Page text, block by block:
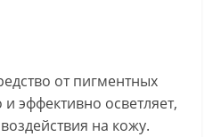
от пигментных
эффективно осветляет,
на кожу.